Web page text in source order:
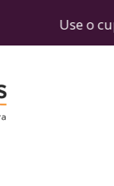
o cupom